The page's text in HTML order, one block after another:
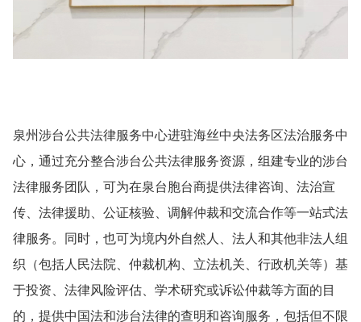
泉州涉台公共法律服务中心进驻海丝中央法务区法治服务中
心，通过充分整合涉台公共法律服务资源，组建专业的涉台
法律服务团队，可为在泉台胞台商提供法律咨询、法治宣
传、法律援助、公证核验、调解仲裁和交流合作等一站式法
律服务。同时，也可为境内外自然人、法人和其他非法人组
织（包括人民法院、仲裁机构、立法机关、行政机关等）基
于投资、法律风险评估、学术研究或诉讼仲裁等方面的目
的，提供中国法和涉台法律的查明和咨询服务，包括但不限